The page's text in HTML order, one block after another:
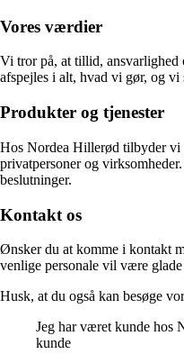
Vores værdier
Vi tror på, at tillid, ansvarlighed
afspejles i alt, hvad vi gør, og
Produkter og tjenester
Hos Nordea Hillerød tilbyder vi
privatpersoner og
beslutninger.
Kontakt os
Ønsker du at komme i kontakt
venlige personale vil være
Husk, at du også kan besøge
Jeg har været kunde hos
kunde